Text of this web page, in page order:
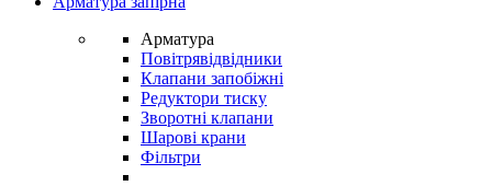
Арматура
Повітрявідвідники
Клапани запобіжні
Редуктори тиску
Зворотні клапани
Шарові крани
Фільтри